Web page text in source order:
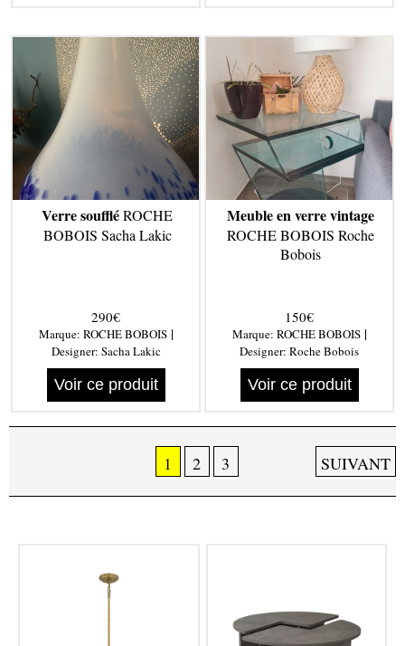
Verre souffléROCHE
BOBOIS Sacha Lakic
290€
Marque: ROCHE BOBOIS|
Designer: Sacha Lakic
Voir ce produit
Meuble en verre vintage
ROCHE BOBOIS Roche
Bobois
150€
Marque: ROCHE BOBOIS|
Designer: Roche Bobois
Voir ce produit
1 2 3 SUIVANT